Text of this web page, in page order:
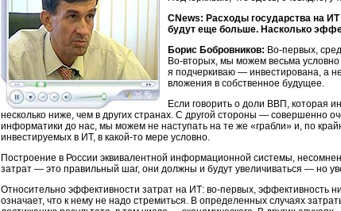
CNews: Расходы государства на
будут еще больше. Насколько
Борис Бобровников: Во-первых,
Во-вторых, мы можем весьма
я подчеркиваю — инвестирована, а
вложения в собственное будущее.
Если говорить о доли ВВП, которая
несколько ниже, чем в других странах. С другой стороны — совершенно
информатики до нас, мы можем не наступать на те же «грабли» и, по
инвестируемых в ИТ, в какой-то мере условно.
Построение в России эквивалентной информационной системы,
затрат — это правильный шаг, они должны и будут увеличиваться — но
Относительно эффективности затрат на ИТ: во-первых, эффективность
означает, что к нему не надо стремиться. В определенных случаях